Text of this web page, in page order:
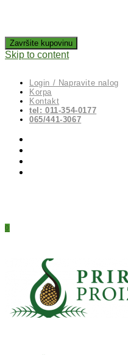
Skip to content
Login / Napravite nalog
Korpa
Kontakt
tel: 011-354-0177
065/441-3067
0